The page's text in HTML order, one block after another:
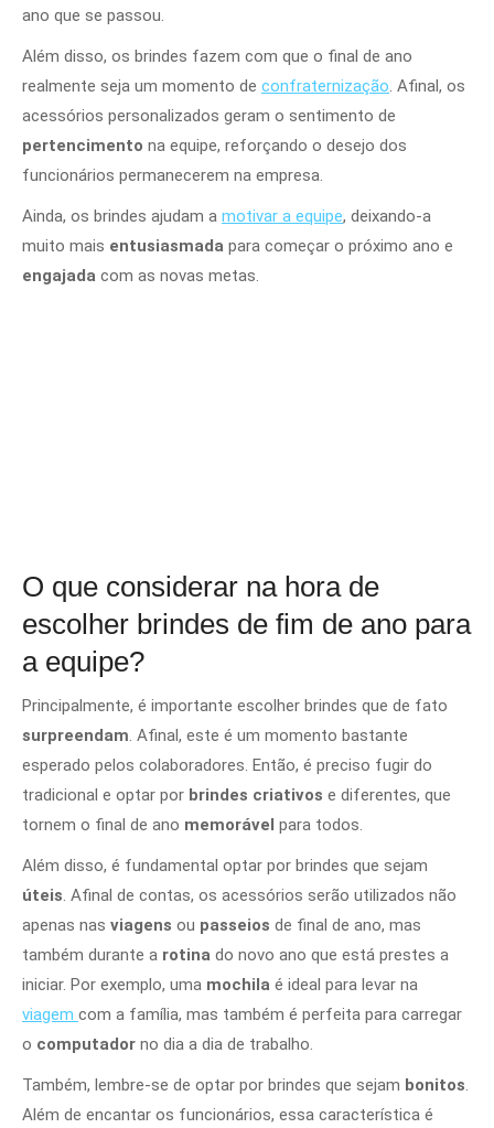
ano que se passou.
Além disso, os brindes fazem com que o final de ano
realmente seja um momento de confraternização. Afinal, os
acessórios personalizados geram o sentimento de
pertencimento na equipe, reforçando o desejo dos
funcionários permanecerem na empresa.
Ainda, os brindes ajudam a motivar a equipe, deixando-a
muito mais entusiasmada para começar o próximo ano e
engajada com as novas metas.
O que considerar na hora de
escolher brindes de fim de ano para
a equipe?
Principalmente, é importante escolher brindes que de fato
surpreendam . Afinal, este é um momento bastante
esperado pelos colaboradores. Então, é preciso fugir do
tradicional e optar por brindes criativos e diferentes, que
tornem o final de ano memorável para todos.
Além disso, é fundamental optar por brindes que sejam
úteis . Afinal de contas, os acessórios serão utilizados não
apenas nas viagens ou passeios de final de ano, mas
também durante a rotina do novo ano que está prestes a
iniciar. Por exemplo, uma mochila é ideal para levar na
viagem com a família, mas também é perfeita para carregar
o computador no dia a dia de trabalho.
Também, lembre-se de optar por brindes que sejam bonitos
Além de encantar os funcionários, essa característica é